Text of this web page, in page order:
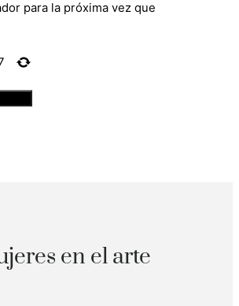
para la próxima vez que
en el arte